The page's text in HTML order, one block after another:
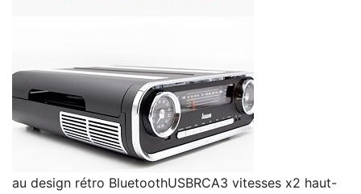
au design rétro BluetoothUSBRCA3 vitesses x2 haut-